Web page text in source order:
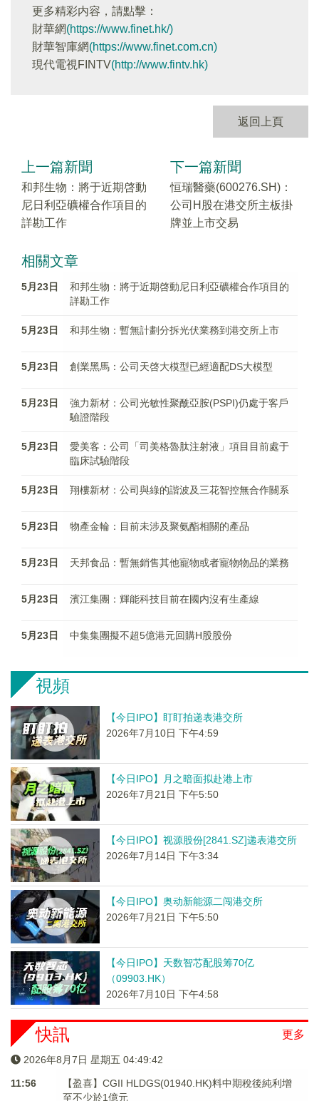
更多精彩内容，請點擊：
財華網(https://www.finet.hk/)
財華智庫網(https://www.finet.com.cn)
現代電視FINTV(http://www.fintv.hk)
返回上頁
上一篇新聞
和邦生物：將于近期啓動
尼日利亞礦權合作項目的
詳勘工作
下一篇新聞
恒瑞醫藥(600276.SH)：
公司H股在港交所主板掛
牌並上市交易
相關文章
5月23日
和邦生物：將于近期啓動尼日利亞礦權合作項目的
詳勘工作
5月23日 和邦生物：暫無計劃分拆光伏業務到港交所上市
5月23日 創業黑馬：公司天啓大模型已經適配DS大模型
5月23日
強力新材：公司光敏性聚酰亞胺(PSPI)仍處于客戶
驗證階段
5月23日
愛美客：公司「司美格魯肽注射液」項目目前處于
臨床試驗階段
5月23日 翔樓新材：公司與綠的諧波及三花智控無合作關系
5月23日 物產金輪：目前未涉及聚氨酯相關的產品
5月23日 天邦食品：暫無銷售其他寵物或者寵物物品的業務
5月23日 濱江集團：輝能科技目前在國内沒有生產線
5月23日 中集集團擬不超5億港元回購H股股份
視頻
【今日IPO】盯盯拍递表港交所
2026年7月10日 下午4:59
【今日IPO】月之暗面拟赴港上市
2026年7月21日 下午5:50
【今日IPO】视源股份[2841.SZ]递表港交所
2026年7月14日 下午3:34
【今日IPO】奥动新能源二闯港交所
2026年7月21日 下午5:50
【今日IPO】天数智芯配股筹70亿
（09903.HK）
2026年7月10日 下午4:58
更多
快訊
2026年8月7日 星期五 04:49:42
11:56
【盈喜】CGII HLDGS(01940.HK)料中期稅後純利增
至不少於1億元